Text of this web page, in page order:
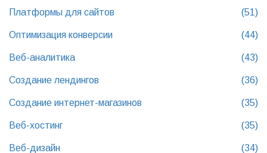
Платформы для сайтов (51)
Оптимизация конверсии (44)
Веб-аналитика (43)
Создание лендингов (36)
Создание интернет-магазинов (35)
Веб-хостинг (35)
Веб-дизайн (34)